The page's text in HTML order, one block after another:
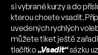
si vybrané kurzy a do
kterou chcete vsadit.
uvedených rychlých
můžete tiket ještě
tlačítko „Vsadit“sázku